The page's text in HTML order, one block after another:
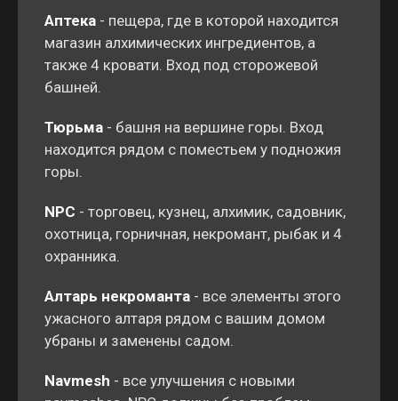
Аптека - пещера, где в которой находится
магазин алхимических ингредиентов, а
также 4 кровати. Вход под сторожевой
башней.
Тюрьма - башня на вершине горы. Вход
находится рядом с поместьем у подножия
горы.
NPC - торговец, кузнец, алхимик, садовник,
охотница, горничная, некромант, рыбак и 4
охранника.
Алтарь некроманта - все элементы этого
ужасного алтаря рядом с вашим домом
убраны и заменены садом.
Navmesh - все улучшения с новыми